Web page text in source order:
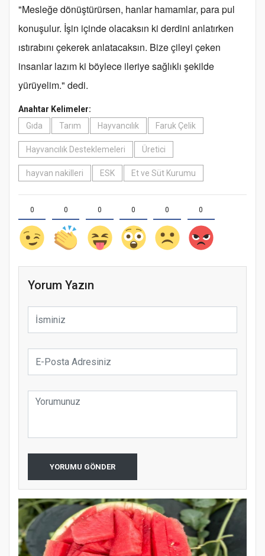
"Mesleğe dönüştürürsen, hanlar hamamlar, para pul
konuşulur. İşin içinde olacaksın ki derdini anlatırken
ıstırabını çekerek anlatacaksın. Bize çileyi çeken
insanlar lazım ki böylece ileriye sağlıklı şekilde
yürüyelim." dedi.
Anahtar Kelimeler:
Gıda
Tarım Hayvancılık Faruk Çelik
Hayvancılık Desteklemeleri Üretici
hayvan nakilleri ESK Et ve Süt Kurumu
0 0 0 0 0 0
Yorum Yazın
YORUMU GÖNDER